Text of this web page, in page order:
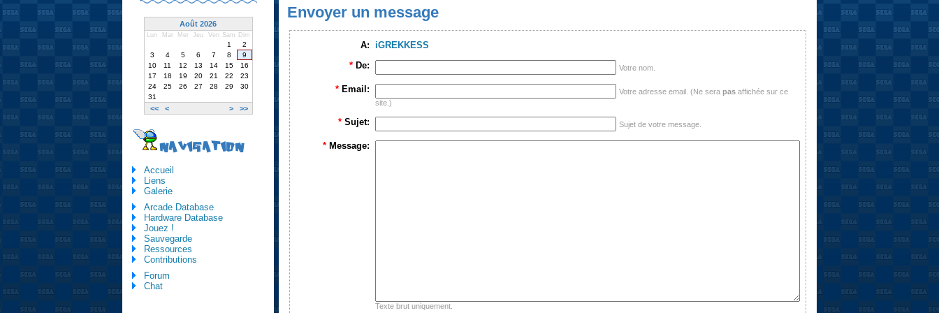
Envoyer un message
A:
iGREKKESS
* De: Votre nom.
* Email: Votre adresse email. (Ne sera pasaffichée sur ce
site.)
* Sujet: Sujet de votre message.
* Message:
Texte brut uniquement.
Août 2026
Lun Mar Mer Jeu Ven Sam Dim
<< < > >>
1
2
3
4 5 6 7 8
9
10
11 12 13 14 15
16
17
18 19 20 21 22
23
24
25 26 27 28 29
30
31
NAVIGATION
Accueil
Liens
Galerie
Arcade Database
Hardware Database
Jouez !
Sauvegarde
Ressources
Contributions
Forum
Chat